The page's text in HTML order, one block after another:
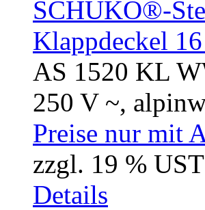
AS 1520 KL
250 V ~,
Preise nur mit
zzgl. 19 %
Details